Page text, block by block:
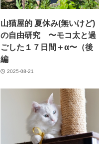
山猫屋的 夏休み(無いけど)
の自由研究 〜モコ太と過
ごした１７日間＋α〜（後
編
2025-08-21